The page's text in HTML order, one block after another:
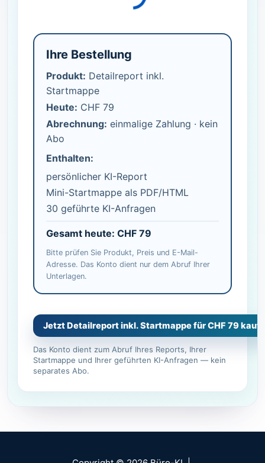
Ihre Bestellung
Produkt: Detailreport inkl.
Startmappe
Heute: CHF 79
Abrechnung: einmalige Zahlung · kein
Abo
Enthalten:
persönlicher KI-Report
Mini-Startmappe als PDF/HTML
30 geführte KI-Anfragen
Gesamt heute: CHF 79
Bitte prüfen Sie Produkt, Preis und E-Mail-
Adresse. Das Konto dient nur dem Abruf Ihrer
Unterlagen.